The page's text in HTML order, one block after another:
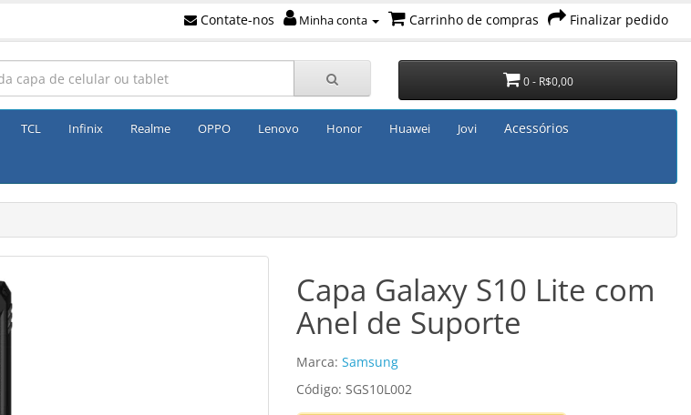
Contate-nos Minha conta Carrinho de compras Finalizar pedido
0 - R$0,00
TCL Infinix Realme OPPO Lenovo Honor Huawei Jovi Acessórios
Capa Galaxy S10 Lite com
Anel de Suporte
Marca: Samsung
Código: SGS10L002